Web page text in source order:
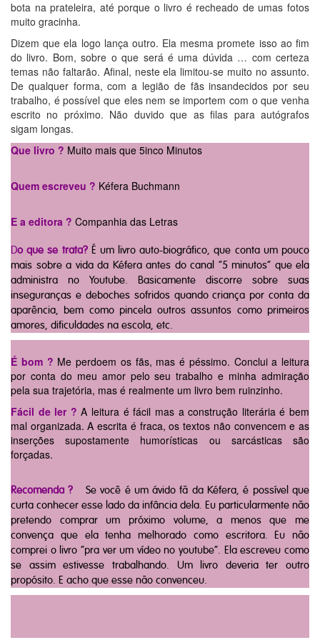
bota na prateleira, até porque o livro é recheado de umas fotos
muito gracinha.
Dizem que ela logo lança outro. Ela mesma promete isso ao fim
do livro. Bom, sobre o que será é uma dúvida … com certeza
temas não faltarão. Afinal, neste ela limitou-se muito no assunto.
De qualquer forma, com a legião de fãs insandecidos por seu
trabalho, é possível que eles nem se importem com o que venha
escrito no próximo. Não duvido que as filas para autógrafos
sigam longas.
Que livro ? Muito mais que 5inco Minutos
Quem escreveu ? Kéfera Buchmann
E a editora ? Companhia das Letras
Do que se trata? É um livro auto-biográfico, que conta um pouco
mais sobre a vida da Kéfera antes do canal “5 minutos” que ela
administra no Youtube. Basicamente discorre sobre suas
inseguranças e deboches sofridos quando criança por conta da
aparência, bem como pincela outros assuntos como primeiros
amores, dificuldades na escola, etc.
É bom ? Me perdoem os fãs, mas é péssimo. Conclui a leitura
por conta do meu amor pelo seu trabalho e minha admiração
pela sua trajetória, mas é realmente um livro bem ruinzinho.
Fácil de ler ? A leitura é fácil mas a construção literária é bem
mal organizada. A escrita é fraca, os textos não convencem e as
inserções supostamente humorísticas ou sarcásticas são
forçadas.
Recomenda ?
Se você é um ávido fã da Kéfera, é possível que
curta conhecer esse lado da infância dela. Eu particularmente não
pretendo comprar um próximo volume, a menos que me
convença que ela tenha melhorado como escritora. Eu não
comprei o livro “pra ver um vídeo no youtube”. Ela escreveu como
se assim estivesse trabalhando. Um livro deveria ter outro
propósito. E acho que esse não convenceu.